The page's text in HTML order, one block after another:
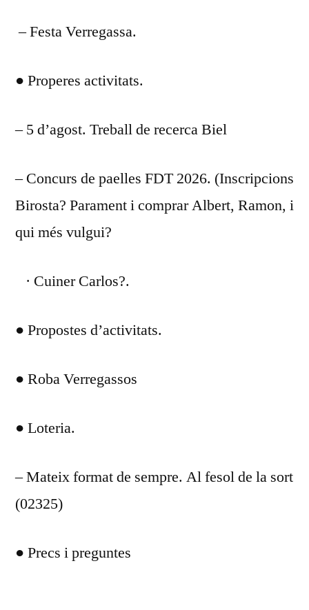
– Festa Verregassa.
● Properes activitats.
– 5 d’agost. Treball de recerca Biel
– Concurs de paelles FDT 2026. (Inscripcions
Birosta? Parament i comprar Albert, Ramon, i
qui més vulgui?
· Cuiner Carlos?.
● Propostes d’activitats.
● Roba Verregassos
● Loteria.
– Mateix format de sempre. Al fesol de la sort
(02325)
● Precs i preguntes